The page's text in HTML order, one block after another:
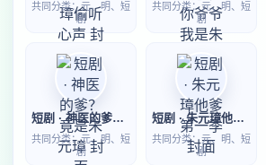
共同分类：元、明、短
剧
共同分类：元、明、短
剧
短剧 · 神医的爹？竟是朱元璋
共同分类：元、明、短
剧
短剧 · 朱元璋他爹第一季
共同分类：元、明、短
剧